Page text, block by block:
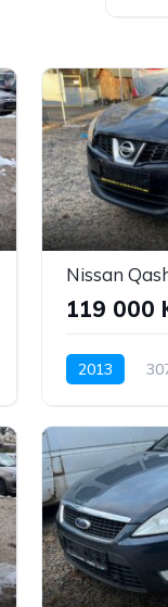
Nissan
119 000
2013